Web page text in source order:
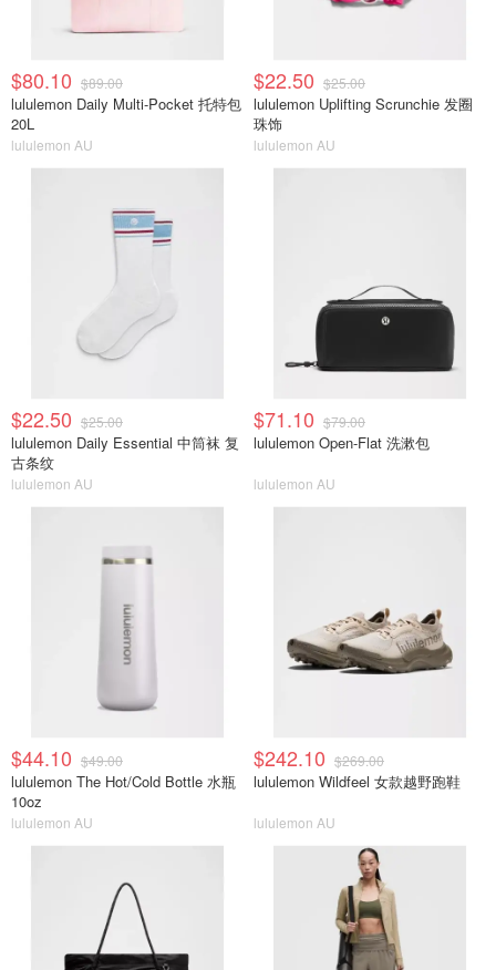
$80.10 $89.00
lululemon Daily Multi-Pocket 托特包
20L
lululemon AU
$22.50 $25.00
lululemon Uplifting Scrunchie 发圈
珠饰
lululemon AU
$22.50 $25.00
lululemon Daily Essential 中筒袜 复
古条纹
lululemon AU
$71.10 $79.00
lululemon Open-Flat 洗漱包
lululemon AU
$44.10 $49.00
lululemon The Hot/Cold Bottle 水瓶
10oz
lululemon AU
$242.10 $269.00
lululemon Wildfeel 女款越野跑鞋
lululemon AU